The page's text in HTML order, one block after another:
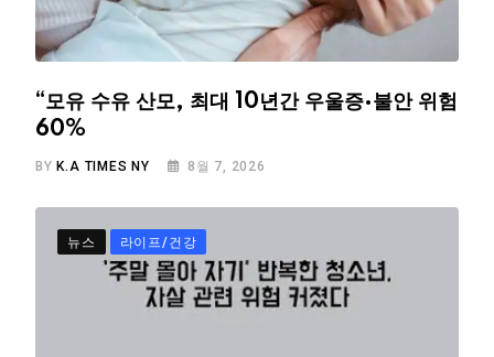
“모유 수유 산모, 최대 10년간 우울증·불안 위험
60%
BY K.A TIMES NY 8월 7, 2026
뉴스 라이프/건강